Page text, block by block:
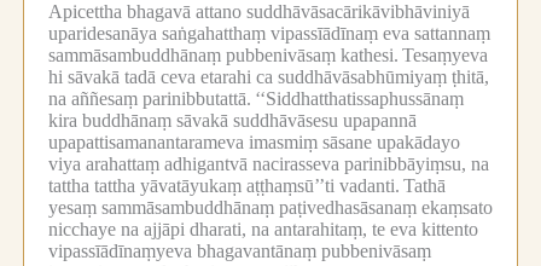
Apicettha bhagavā attano suddhāvāsacārikāvibhāviniyā
uparidesanāya saṅgahatthaṃ vipassīādīnaṃ eva sattannaṃ
sammāsambuddhānaṃ pubbenivāsaṃ kathesi. Tesaṃyeva
hi sāvakā tadā ceva etarahi ca suddhāvāsabhūmiyaṃ ṭhitā,
na aññesaṃ parinibbutattā. ‘‘Siddhatthatissaphussānaṃ
kira buddhānaṃ sāvakā suddhāvāsesu upapannā
upapattisamanantarameva imasmiṃ sāsane upakādayo
viya arahattaṃ adhigantvā nacirasseva parinibbāyiṃsu, na
tattha tattha yāvatāyukaṃ aṭṭhaṃsū’’ti vadanti. Tathā
yesaṃ sammāsambuddhānaṃ paṭivedhasāsanaṃ ekaṃsato
nicchaye na ajjāpi dharati, na antarahitaṃ, te eva kittento
vipassīādīnaṃyeva bhagavantānaṃ pubbenivāsaṃ